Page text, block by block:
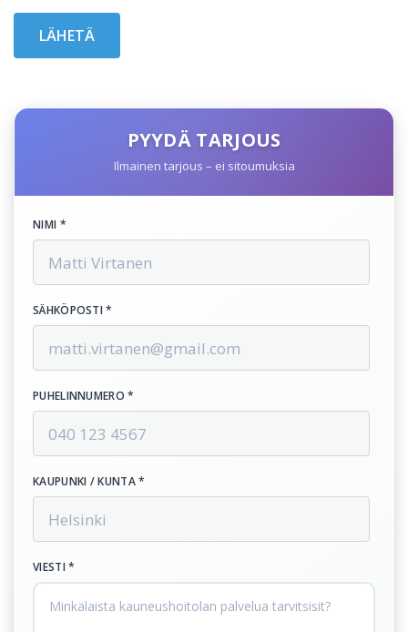
PYYDÄ TARJOUS
Ilmainen tarjous – ei sitoumuksia
NIMI *
SÄHKÖPOSTI *
PUHELINNUMERO *
KAUPUNKI / KUNTA *
VIESTI *